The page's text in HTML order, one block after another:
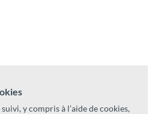
y compris à l’aide de cookies,